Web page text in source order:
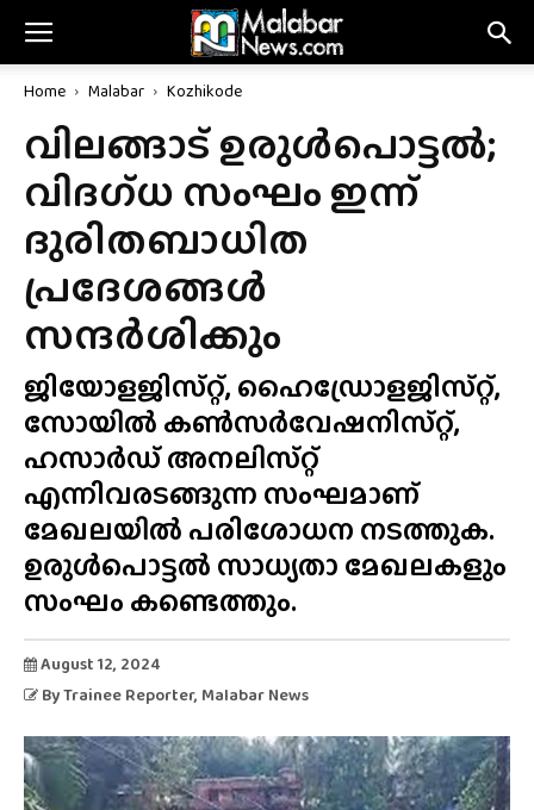
Home Malabar Kozhikode
വിലങ്ങാട് ഉരുൾപൊട്ടൽ;
വിദഗ്‌ധ സംഘം ഇന്ന്
ദുരിതബാധിത
പ്രദേശങ്ങൾ
സന്ദർശിക്കും
ജിയോളജിസ്‌റ്റ്, ഹൈഡ്രോളജിസ്‌റ്റ്,
സോയിൽ കൺസർവേഷനിസ്‌റ്റ്,
ഹസാർഡ് അനലിസ്‌റ്റ്
എന്നിവരടങ്ങുന്ന സംഘമാണ്
മേഖലയിൽ പരിശോധന നടത്തുക.
ഉരുൾപൊട്ടൽ സാധ്യതാ മേഖലകളും
സംഘം കണ്ടെത്തും.
August 12, 2024
ByTrainee Reporter, Malabar News